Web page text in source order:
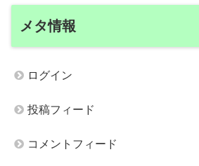
メタ情報
ログイン
投稿フィード
コメントフィード